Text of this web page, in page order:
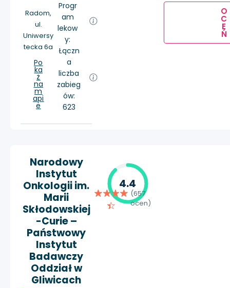
Radom,
ul.
Uniwersy
tecka 6a
Po
ka
ż
na
m
api
e
Progr
am
lekow
y:
Łączn
a
liczba
zabieg
ów:
623
O
C
E
Ń
Narodowy
Instytut
Onkologii im.
Marii
Skłodowskiej
-Curie –
Państwowy
Instytut
Badawczy
Oddział w
Gliwicach
4.4
(657
ocen)